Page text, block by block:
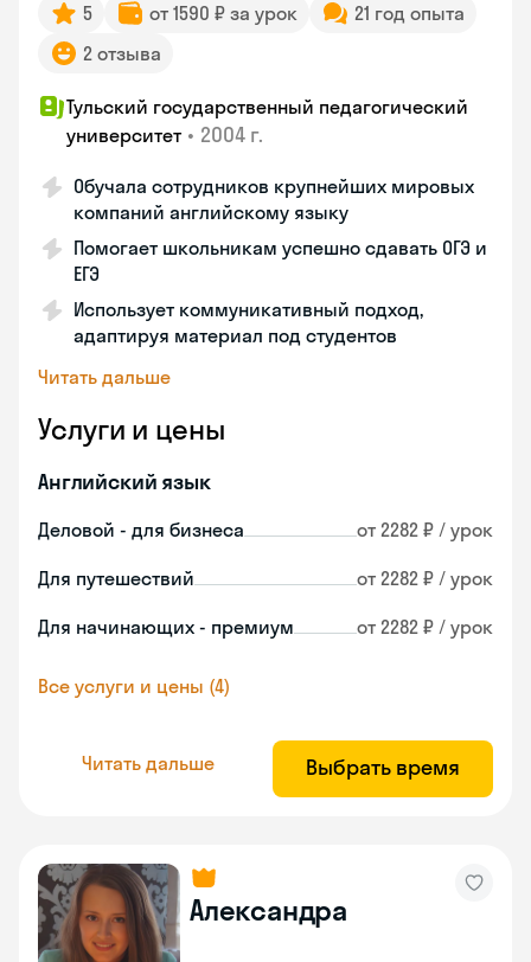
5 от 1590 ₽ за урок
21 год опыта
2 отзыва
Тульский государственный педагогический
университет • 2004 г.
Обучала сотрудников крупнейших мировых
компаний английскому языку
Помогает школьникам успешно сдавать ОГЭ и
ЕГЭ
Использует коммуникативный подход,
адаптируя материал под студентов
Читать дальше
Услуги и цены
Английский язык
Деловой - для бизнеса от 2282 ₽ / урок
Для путешествий от 2282 ₽ / урок
Для начинающих - премиум от 2282 ₽ / урок
Все услуги и цены (4)
Читать дальше Выбрать время
Александра